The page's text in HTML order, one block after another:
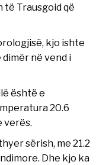
Trausgoid që
kjo ishte
në vend i
është e
20.6
verës.
sërish, me 21.2
Dhe kjo ka